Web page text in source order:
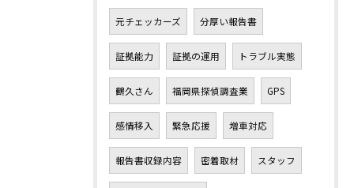
元チェッカーズ 分厚い報告書
証拠能力 証拠の運用 トラブル実態
鶴久さん 福岡県探偵調査業 GPS
感情移入 緊急応援 増車対応
報告書収録内容 密着取材 スタッフ